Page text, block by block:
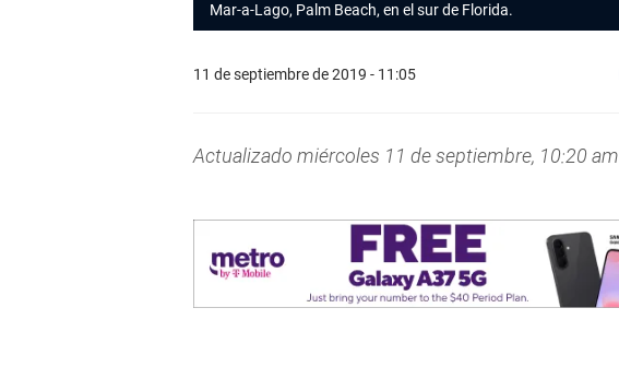
Mar-a-Lago, Palm Beach, en el sur de Florida.
11 de septiembre de 2019 - 11:05
Actualizado miércoles 11 de septiembre, 10:20 am